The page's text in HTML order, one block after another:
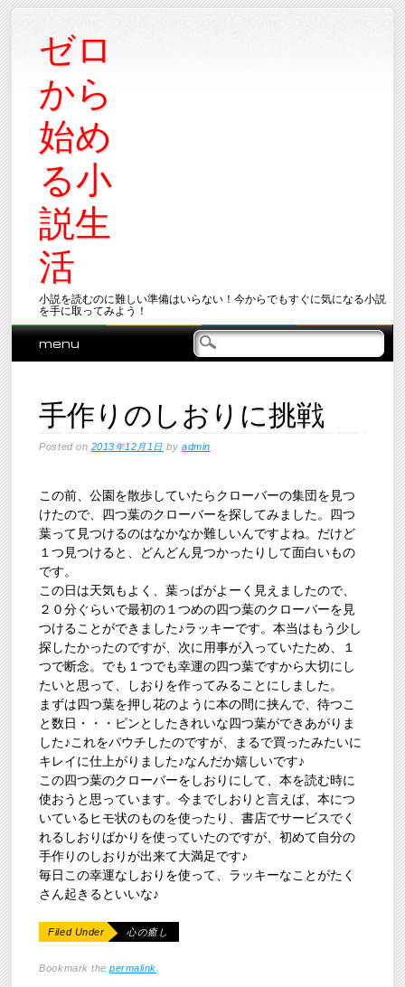
ゼロ
から
始め
る小
説生
活
小説を読むのに難しい準備はいらない！今からでもすぐに気になる小説
を手に取ってみよう！
Main menu
Skip
menu
手作りのしおりに挑戦
Posted on 2013年12月1日 byadmin
この前、公園を散歩していたらクローバーの集団を見つ
けたので、四つ葉のクローバーを探してみました。四つ
葉って見つけるのはなかなか難しいんですよね。だけど
１つ見つけると、どんどん見つかったりして面白いもの
です。
この日は天気もよく、葉っぱがよーく見えましたので、
２０分ぐらいで最初の１つめの四つ葉のクローバーを見
つけることができました♪ラッキーです。本当はもう少し
探したかったのですが、次に用事が入っていたため、１
つで断念。でも１つでも幸運の四つ葉ですから大切にし
たいと思って、しおりを作ってみることにしました。
まずは四つ葉を押し花のように本の間に挟んで、待つこ
と数日・・・ピンとしたきれいな四つ葉ができあがりま
した♪これをパウチしたのですが、まるで買ったみたいに
キレイに仕上がりました♪なんだか嬉しいです♪
この四つ葉のクローバーをしおりにして、本を読む時に
使おうと思っています。今までしおりと言えば、本につ
いているヒモ状のものを使ったり、書店でサービスでく
れるしおりばかりを使っていたのですが、初めて自分の
手作りのしおりが出来て大満足です♪
毎日この幸運なしおりを使って、ラッキーなことがたく
さん起きるといいな♪
Filed Under 心の癒し
Bookmark thepermalink.